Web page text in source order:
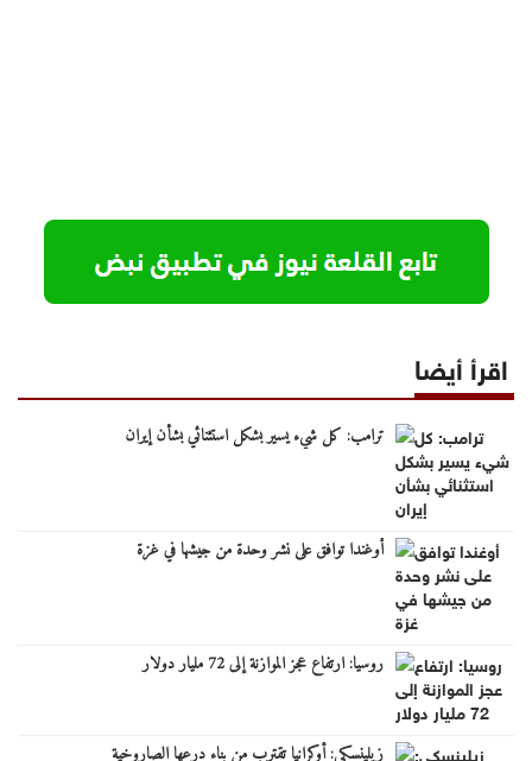
اقرأ أيضا
ترامب: كل شيء يسير بشكل استثنائي بشأن إيران
أوغندا توافق على نشر وحدة من جيشها في غزة
روسيا: ارتفاع عجز الموازنة إلى 72 مليار دولار
زيلينسكي: أوكرانيا تقترب من بناء درعها الصاروخية